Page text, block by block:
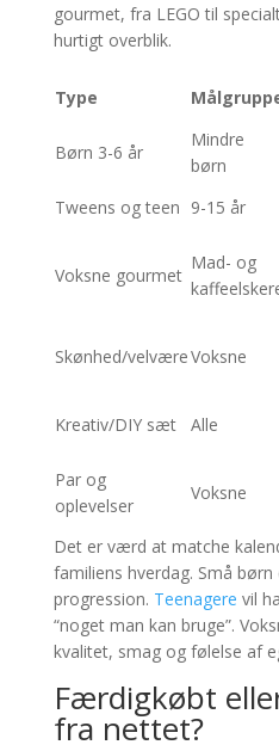
gourmet, fra LEGO til
hurtigt overblik.
Type
Børn 3-6 år
Mindre
børn
Tweens og teen 9-15 år
Voksne gourmet
Mad- og
Skønhed/velværeVoksne
Kreativ/DIY sæt Alle
Par og
oplevelser
Voksne
Det er værd at matche
familiens hverdag. Små
progression. Teenagere vil
“noget man kan bruge”.
kvalitet, smag og følelse af
Færdigkøbt
fra nettet?